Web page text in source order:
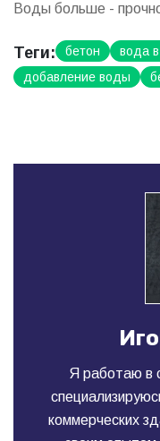
Воды больше -
Теги: бетон вода
добавление воды
Я работаю в
коммерческих